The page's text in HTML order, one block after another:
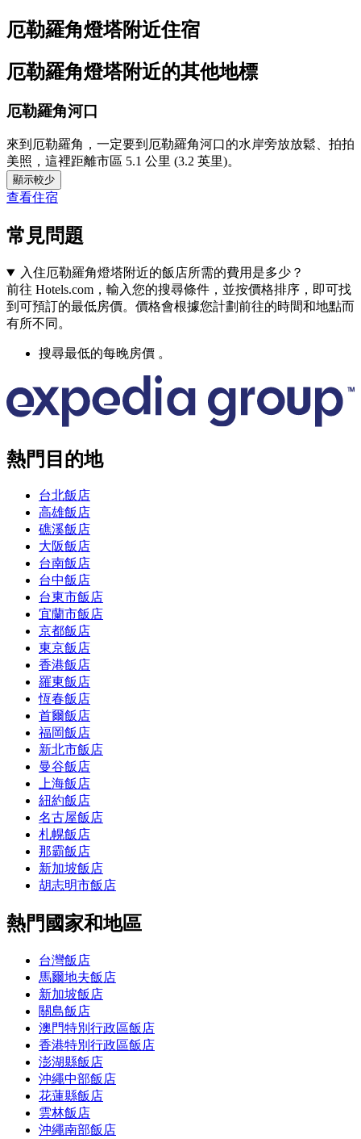
厄勒羅角燈塔附近住宿
厄勒羅角燈塔附近的其他地標
厄勒羅角河口
來到厄勒羅角，一定要到厄勒羅角河口的水岸旁放放鬆、拍拍
美照，這裡距離市區 5.1 公里 (3.2 英里)。
顯示較少
查看住宿
常見問題
入住厄勒羅角燈塔附近的飯店所需的費用是多少？
前往 Hotels.com，輸入您的搜尋條件，並按價格排序，即可找
到可預訂的最低房價。價格會根據您計劃前往的時間和地點而
有所不同。
搜尋最低的每晚房價 。
熱門目的地
台北飯店
高雄飯店
礁溪飯店
大阪飯店
台南飯店
台中飯店
台東市飯店
宜蘭市飯店
京都飯店
東京飯店
香港飯店
羅東飯店
恆春飯店
首爾飯店
福岡飯店
新北市飯店
曼谷飯店
上海飯店
紐約飯店
名古屋飯店
札幌飯店
那霸飯店
新加坡飯店
胡志明市飯店
熱門國家和地區
台灣飯店
馬爾地夫飯店
新加坡飯店
關島飯店
澳門特別行政區飯店
香港特別行政區飯店
澎湖縣飯店
沖繩中部飯店
花蓮縣飯店
雲林飯店
沖繩南部飯店